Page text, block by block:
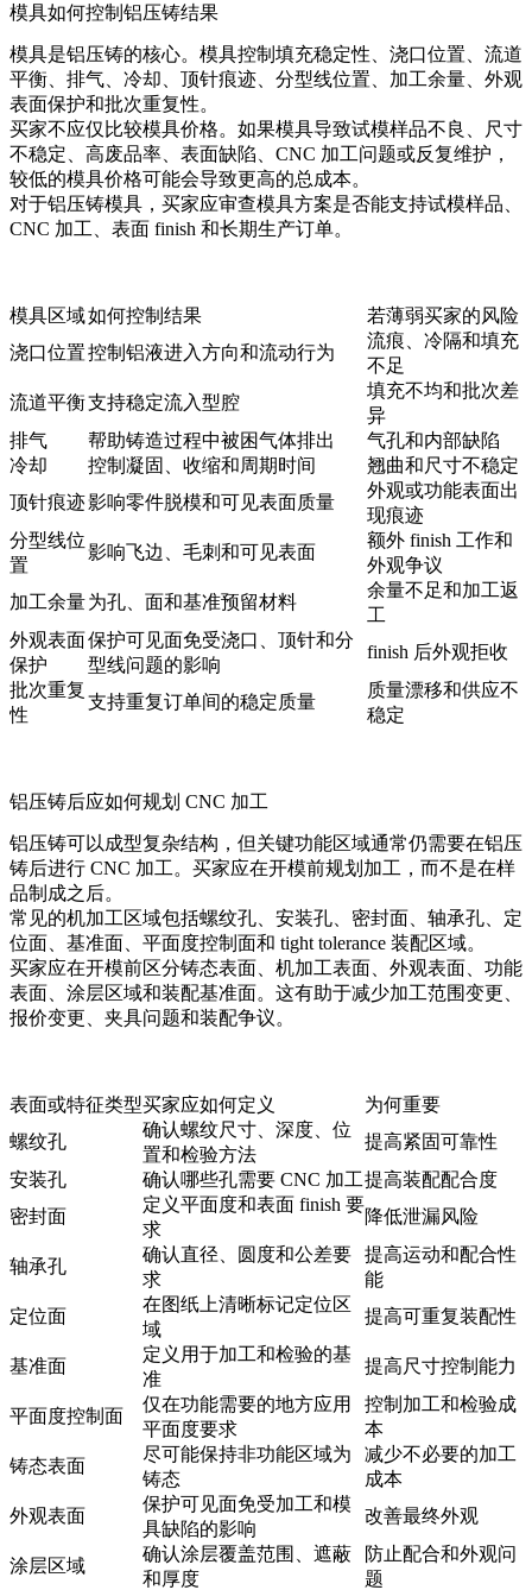
模具如何控制铝压铸结果
模具是铝压铸的核心。模具控制填充稳定性、浇口位置、流道
平衡、排气、冷却、顶针痕迹、分型线位置、加工余量、外观
表面保护和批次重复性。
买家不应仅比较模具价格。如果模具导致试模样品不良、尺寸
不稳定、高废品率、表面缺陷、CNC 加工问题或反复维护，
较低的模具价格可能会导致更高的总成本。
对于铝压铸模具 ，买家应审查模具方案是否能支持试模样品、
CNC 加工、表面 finish 和长期生产订单。
模具区域如何控制结果
若薄弱买家的风险
浇口位置控制铝液进入方向和流动行为
流痕、冷隔和填充
不足
流道平衡支持稳定流入型腔
填充不均和批次差
异
排气
帮助铸造过程中被困气体排出
气孔和内部缺陷
冷却
控制凝固、收缩和周期时间
翘曲和尺寸不稳定
顶针痕迹影响零件脱模和可见表面质量
外观或功能表面出
现痕迹
分型线位
置
影响飞边、毛刺和可见表面
额外 finish 工作和
外观争议
加工余量为孔、面和基准预留材料
余量不足和加工返
工
外观表面
保护
保护可见面免受浇口、顶针和分
型线问题的影响
finish 后外观拒收
批次重复
性
支持重复订单间的稳定质量
质量漂移和供应不
稳定
铝压铸后应如何规划 CNC 加工
铝压铸可以成型复杂结构，但关键功能区域通常仍需要在铝压
铸后进行 CNC 加工。买家应在开模前规划加工，而不是在样
品制成之后。
常见的机加工区域包括螺纹孔、安装孔、密封面、轴承孔、定
位面、基准面、平面度控制面和 tight tolerance 装配区域。
买家应在开模前区分铸态表面、机加工表面、外观表面、功能
表面、涂层区域和装配基准面。这有助于减少加工范围变更、
报价变更、夹具问题和装配争议。
表面或特征类型买家应如何定义
为何重要
螺纹孔
确认螺纹尺寸、深度、位
置和检验方法
提高紧固可靠性
安装孔
确认哪些孔需要 CNC 加工提高装配配合度
密封面
定义平面度和表面 finish 要
求
降低泄漏风险
轴承孔
确认直径、圆度和公差要
求
提高运动和配合性
能
定位面
在图纸上清晰标记定位区
域
提高可重复装配性
基准面
定义用于加工和检验的基
准
提高尺寸控制能力
平面度控制面
仅在功能需要的地方应用
平面度要求
控制加工和检验成
本
铸态表面
尽可能保持非功能区域为
铸态
减少不必要的加工
成本
外观表面
保护可见面免受加工和模
具缺陷的影响
改善最终外观
涂层区域
确认涂层覆盖范围、遮蔽
和厚度
防止配合和外观问
题